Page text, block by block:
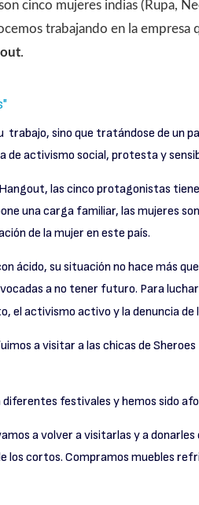
cinco mujeres indias (Rupa,
trabajando en la empresa
.
trabajo, sino que tratándose de un
de activismo social, protesta y
las cinco protagonistas
una carga familiar, las mujeres
de la mujer en este país.
ácido, su situación no hace más
a no tener futuro. Para
el activismo activo y la denuncia
a visitar a las chicas de
festivales y hemos sido
a volver a visitarlas y a
los cortos. Compramos muebles